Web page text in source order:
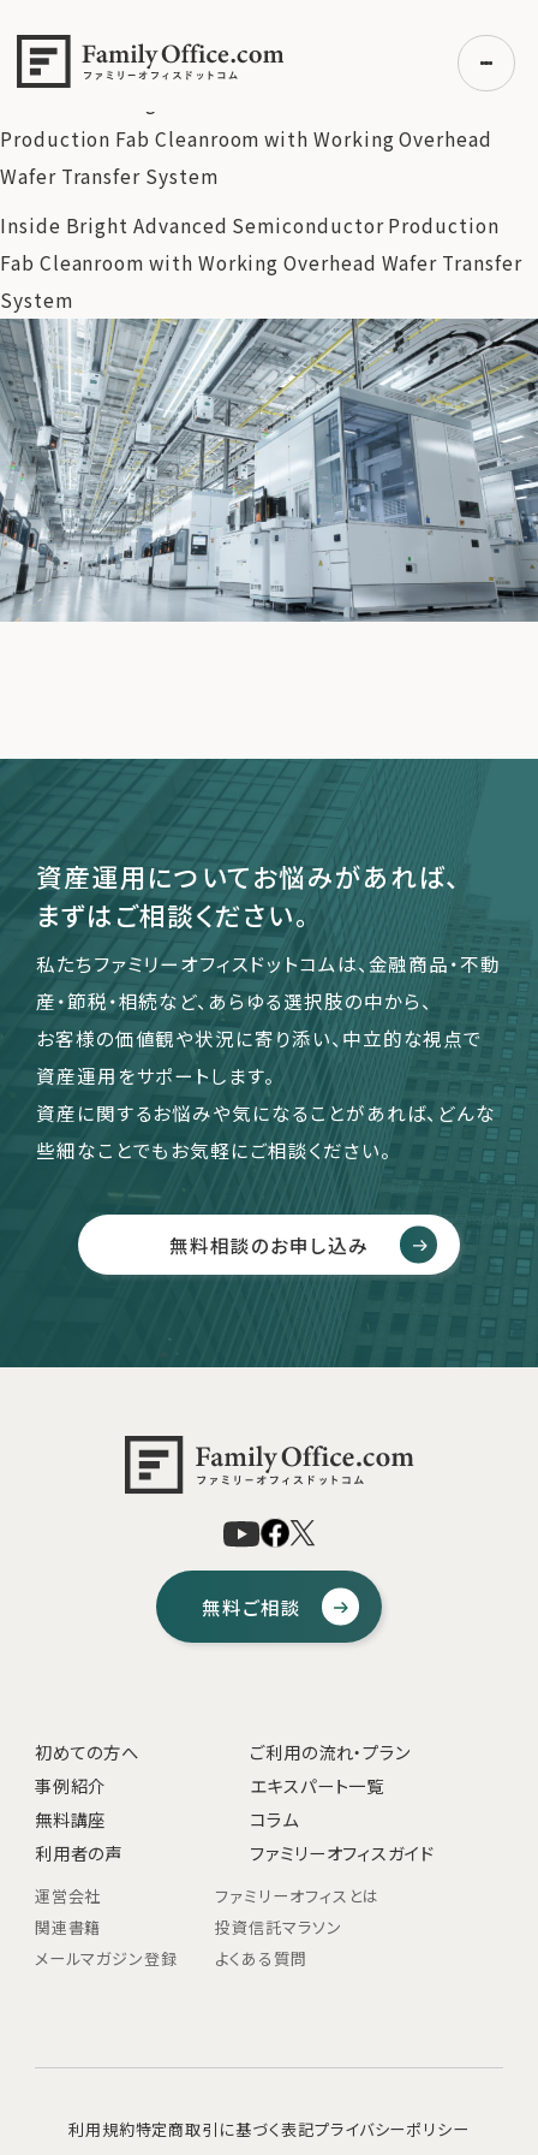
初めての方へ
ご利用の流れ・プラン
事例紹介
エキスパート一覧
無料講座
コラム
利用者の声
無料ご相談 ログイン
よくある質問
継続でS&P500はさらに上昇するか？【7/28 マーケット見通
Production Fab Cleanroom with Working Overhead
Wafer Transfer System
Inside Bright Advanced Semiconductor Production
Fab Cleanroom with Working Overhead Wafer Transfer
System
資産運用についてお悩みがあれば、
まずはご相談ください。
私たちファミリーオフィスドットコムは、金融商品・不動
産・節税・相続など、あらゆる選択肢の中から、
お客様の価値観や状況に寄り添い、中立的な視点で
資産運用をサポートします。
資産に関するお悩みや気になることがあれば、どんな
些細なことでもお気軽にご相談ください。
無料相談のお申し込み
無料ご相談
初めての方へ
ご利用の流れ・プラン
事例紹介
エキスパート一覧
無料講座
コラム
利用者の声
ファミリーオフィスガイド
運営会社
ファミリーオフィスとは
関連書籍
投資信託マラソン
メールマガジン登録
よくある質問
利用規約特定商取引に基づく表記プライバシーポリシー